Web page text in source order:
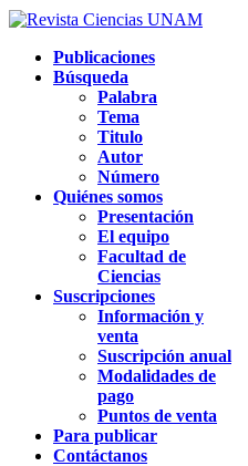
Publicaciones
Búsqueda
Palabra
Tema
Titulo
Autor
Número
Quiénes somos
Presentación
El equipo
Facultad de
Ciencias
Suscripciones
Información y
venta
Suscripción anual
Modalidades de
pago
Puntos de venta
Para publicar
Contáctanos